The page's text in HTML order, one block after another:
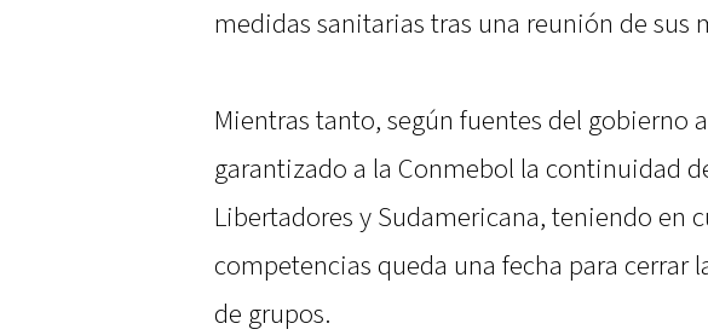
medidas sanitarias tras una reunión de sus
Mientras tanto, según fuentes del gobierno
garantizado a la Conmebol la continuidad
Libertadores y Sudamericana, teniendo en
competencias queda una fecha para cerrar
de grupos.